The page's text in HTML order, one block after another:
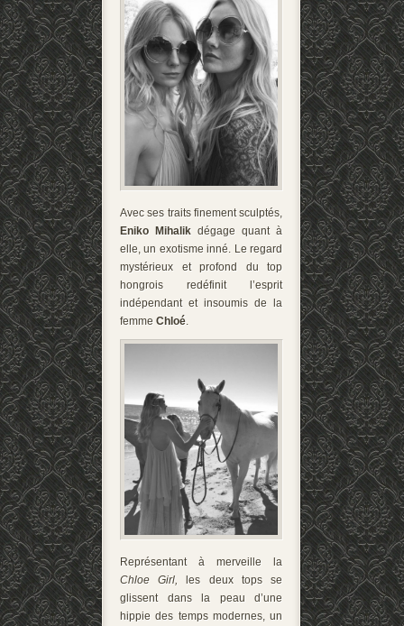
Avec ses traits finement sculptés,
Eniko Mihalik dégage quant à
elle, un exotisme inné. Le regard
mystérieux et profond du top
hongrois redéfinit l’esprit
indépendant et insoumis de la
femme Chloé.
Représentant à merveille la
Chloe Girl, les deux tops se
glissent dans la peau d’une
hippie des temps modernes, un